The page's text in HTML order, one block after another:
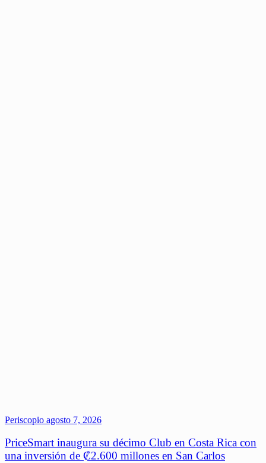
Periscopio agosto 7, 2026
PriceSmart inaugura su décimo Club en Costa Rica con
una inversión de ₡2.600 millones en San Carlos